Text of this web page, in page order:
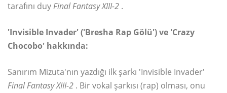
tarafını duyFinal Fantasy XIII-2 .
'Invisible Invader' ('Bresha Rap Gölü') ve 'Crazy
Chocobo' hakkında:
Sanırım Mizuta'nın yazdığı ilk şarkı 'Invisible Invader'
Final Fantasy XIII-2 . Bir vokal şarkısı (rap) olması, onu